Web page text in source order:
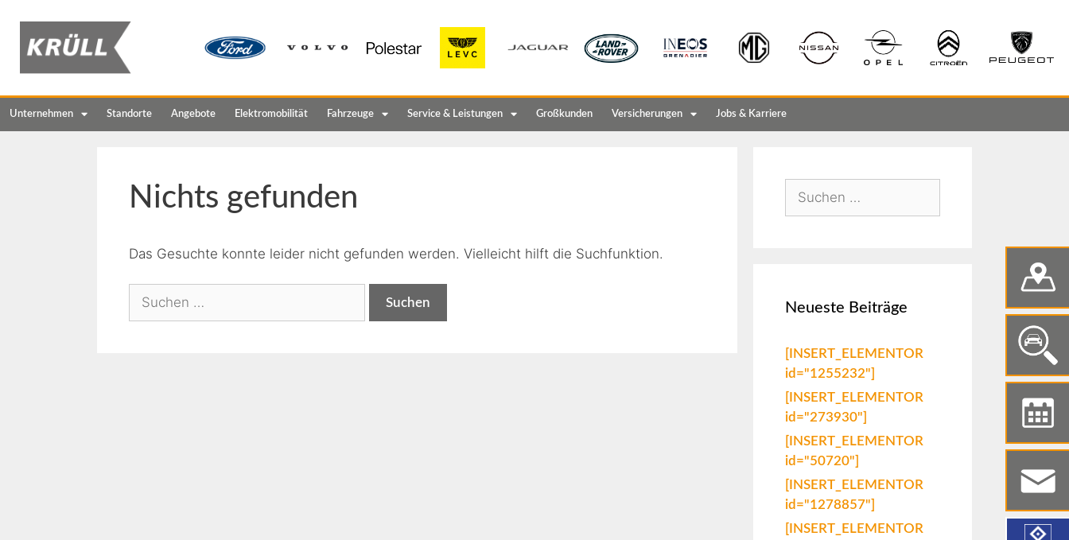
Unternehmen Standorte Angebote Elektromobilität Fahrzeuge Service & Leistungen Großkunden Versicherungen Jobs & Karriere
Nichts gefunden
Das Gesuchte konnte leider nicht gefunden werden. Vielleicht hilft die Suchfunktion.
Neueste Beiträge
[INSERT_ELEMENTOR
id="1255232"]
[INSERT_ELEMENTOR
id="273930"]
[INSERT_ELEMENTOR
id="50720"]
[INSERT_ELEMENTOR
id="1278857"]
[INSERT_ELEMENTOR